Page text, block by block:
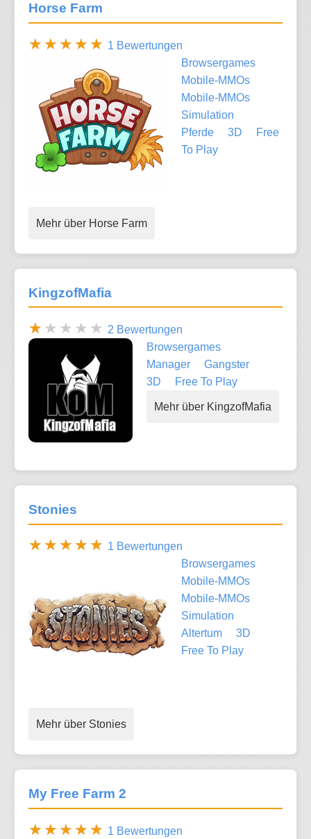
Horse Farm
1 Bewertungen
Browsergames
Mobile-MMOs
Mobile-MMOs
Simulation
Pferde
3D
Free
To Play
Mehr über Horse Farm
KingzofMafia
2 Bewertungen
Browsergames
Manager
Gangster
3D
Free To Play
Mehr über KingzofMafia
Stonies
1 Bewertungen
Browsergames
Mobile-MMOs
Mobile-MMOs
Simulation
Altertum
3D
Free To Play
Mehr über Stonies
My Free Farm 2
1 Bewertungen